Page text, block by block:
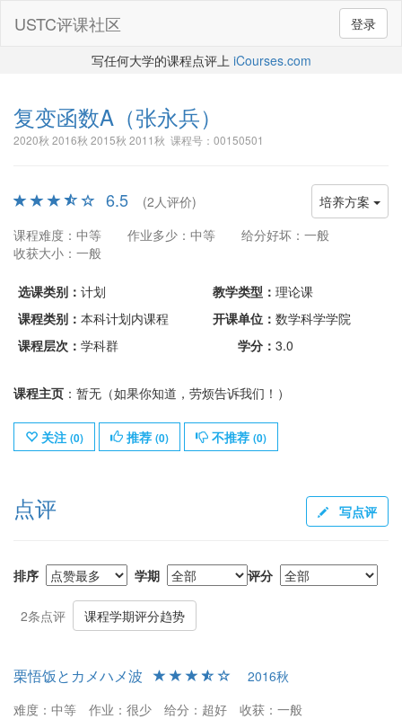
登录
USTC评课社区
写任何大学的课程点评上 iCourses.com
复变函数A （张永兵）
2020秋 2016秋 2015秋 2011秋 课程号：00150501
培养方案
6.5
(2人评价)
课程难度：中等
作业多少：中等
给分好坏：一般
收获大小：一般
选课类别： 计划 教学类型： 理论课
课程类别： 本科计划内课程 开课单位： 数学科学学院
课程层次： 学科群 学分： 3.0
课程主页 ：暂无（如果你知道，劳烦告诉我们！）
关注 (0) 推荐 (0) 不推荐 (0)
点评 写点评
排序 学期 评分
2条点评 课程学期评分趋势
栗悟饭とカメハメ波
2016秋
难度：中等
作业：很少 给分：超好
收获：一般